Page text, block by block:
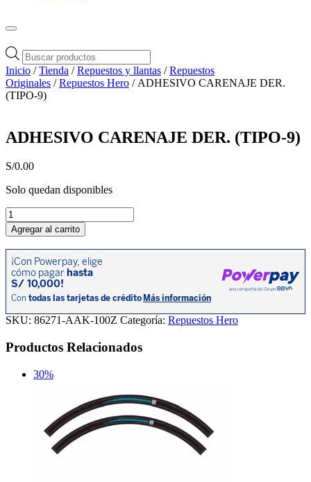
Búsqueda
de
productos
Inicio /Tienda /Repuestos y llantas /Repuestos
Originales /Repuestos Hero / ADHESIVO CARENAJE DER.
(TIPO-9)
ADHESIVO CARENAJE DER. (TIPO-9)
S/0.00
Solo quedan disponibles
ADHESIVO
CARENAJE
DER.
(TIPO-
9)
cantidad
Agregar al carrito
SKU: 86271-AAK-100Z Categoría: Repuestos Hero
Productos Relacionados
30%